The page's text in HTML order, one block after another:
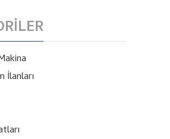
İlanları